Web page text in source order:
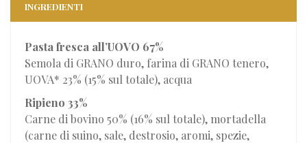
INGREDIENTI
Pasta fresca all’UOVO 67%
Semola di GRANO duro, farina di GRANO tenero,
UOVA* 23% (15% sul totale), acqua
Ripieno 33%
Carne di bovino 50% (16% sul totale), mortadella
(carne di suino, sale, destrosio, aromi, spezie,